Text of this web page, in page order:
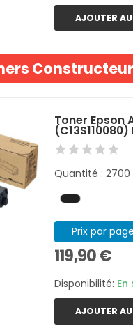
AJOUTER
Toner Epson
(C13S110080)
Quantité : 2700
Prix par
119,90 €
Disponibilité:
AJOUTER